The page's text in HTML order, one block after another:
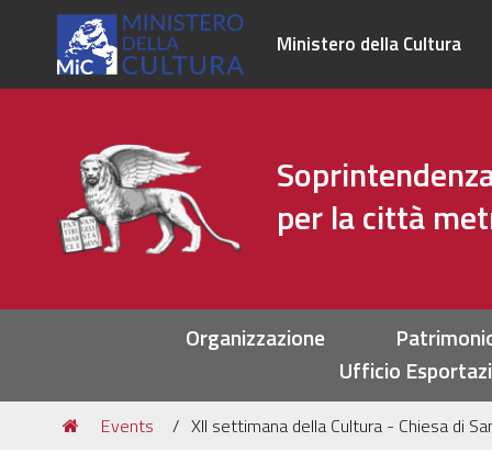
Ministero della Cultura
per la città
Organizzazione
Ufficio
Tu
sei
Events XII settimana della Cultura - Chiesa di